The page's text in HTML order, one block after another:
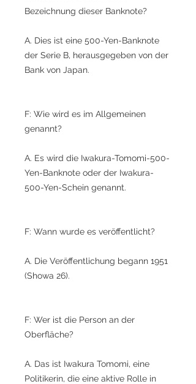
Bezeichnung dieser Banknote?
A. Dies ist eine 500-Yen-Banknote
der Serie B, herausgegeben von der
Bank von Japan.
F: Wie wird es im Allgemeinen
genannt?
A. Es wird die Iwakura-Tomomi-500-
Yen-Banknote oder der Iwakura-
500-Yen-Schein genannt.
F: Wann wurde es veröffentlicht?
A. Die Veröffentlichung begann 1951
(Showa 26).
F: Wer ist die Person an der
Oberfläche?
A. Das ist Iwakura Tomomi, eine
Politikerin, die eine aktive Rolle in